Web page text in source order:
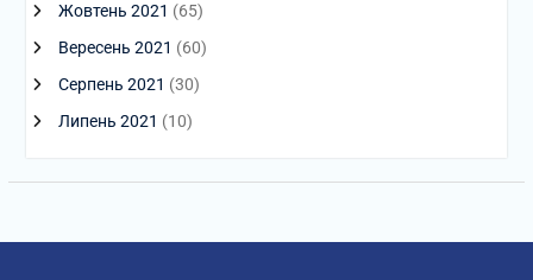
Жовтень 2021 (65)
Вересень 2021 (60)
Серпень 2021 (30)
Липень 2021 (10)